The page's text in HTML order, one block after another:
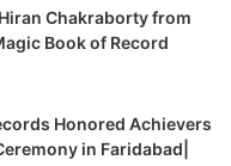
Chakraborty from
Book of Record
Honored Achievers
in Faridabad|